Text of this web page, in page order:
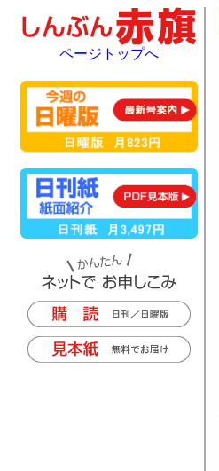
ページトップへ